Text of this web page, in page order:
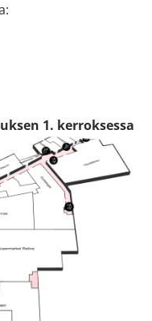
1. kerroksessa